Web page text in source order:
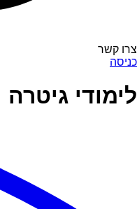
צרו קשר
כניסה
לימודי גיטרה